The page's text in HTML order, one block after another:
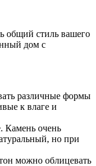
общий стиль вашего
дом с
различные формы
к влаге и
Камень очень
но при
можно облицевать